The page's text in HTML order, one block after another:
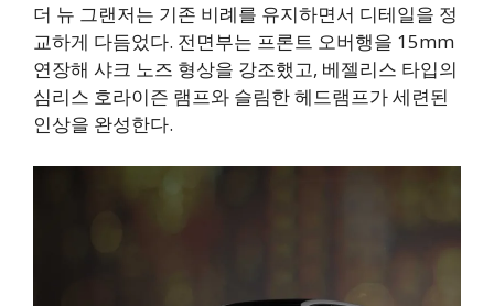
더 뉴 그랜저는 기존 비례를 유지하면서 디테일을 정
교하게 다듬었다. 전면부는 프론트 오버행을 15mm
연장해 샤크 노즈 형상을 강조했고, 베젤리스 타입의
심리스 호라이즌 램프와 슬림한 헤드램프가 세련된
인상을 완성한다.